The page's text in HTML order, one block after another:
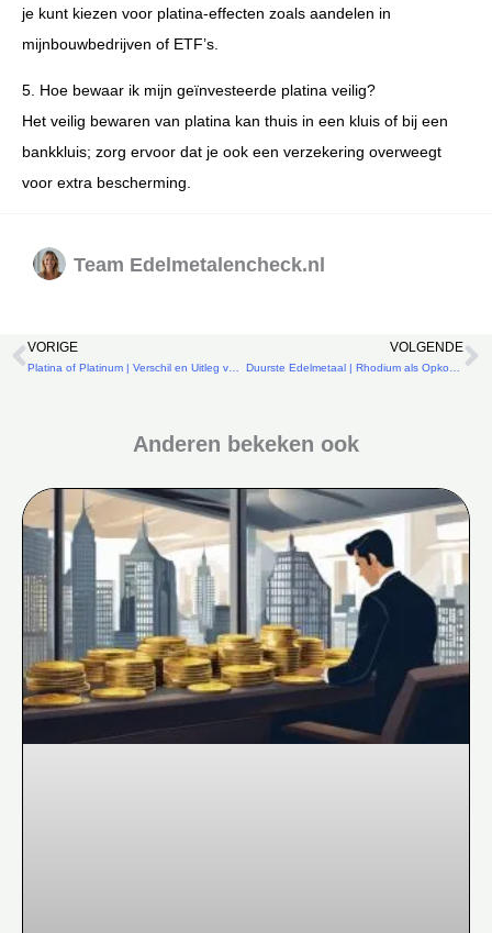
je kunt kiezen voor platina-effecten zoals aandelen in
mijnbouwbedrijven of ETF’s.
5. Hoe bewaar ik mijn geïnvesteerde platina veilig?
Het veilig bewaren van platina kan thuis in een kluis of bij een
bankkluis; zorg ervoor dat je ook een verzekering overweegt
voor extra bescherming.
Team Edelmetalencheck.nl
Vorige
VORIGE
Platina of Platinum | Verschil en Uitleg voor 2025
VOLGENDE
Duurste Edelmetaal | Rhodium als Opkomend Edelmetaal
Anderen bekeken ook